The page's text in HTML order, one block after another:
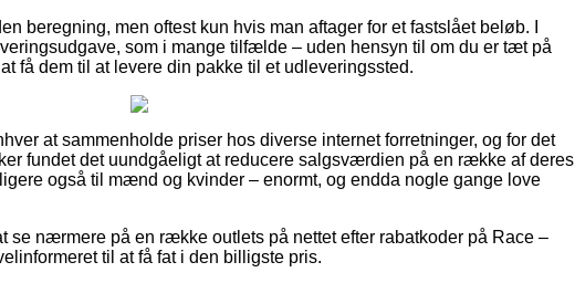
beregning, men oftest kun hvis man aftager for et fastslået beløb. I
som i mange tilfælde – uden hensyn til om du er tæt på
få dem til at levere din pakke til et udleveringssted.
at sammenholde priser hos diverse internet forretninger, og for det
fundet det uundgåeligt at reducere salgsværdien på en række af deres
også til mænd og kvinder – enormt, og endda nogle gange love
nærmere på en række outlets på nettet efter rabatkoder på Race –
til at få fat i den billigste pris.